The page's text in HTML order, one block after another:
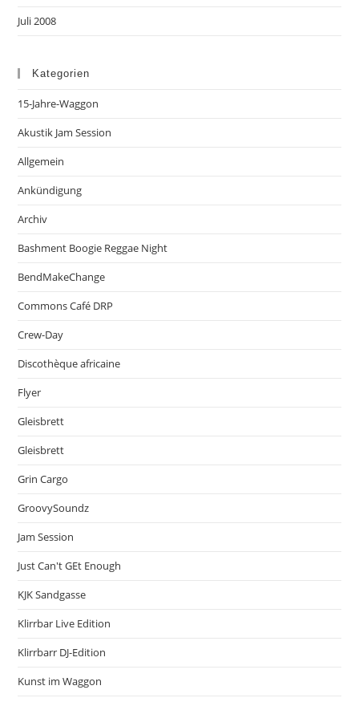
Juli 2008
Kategorien
15-Jahre-Waggon
Akustik Jam Session
Allgemein
Ankündigung
Archiv
Bashment Boogie Reggae Night
BendMakeChange
Commons Café DRP
Crew-Day
Discothèque africaine
Flyer
Gleisbrett
Gleisbrett
Grin Cargo
GroovySoundz
Jam Session
Just Can't GEt Enough
KJK Sandgasse
Klirrbar Live Edition
Klirrbarr DJ-Edition
Kunst im Waggon